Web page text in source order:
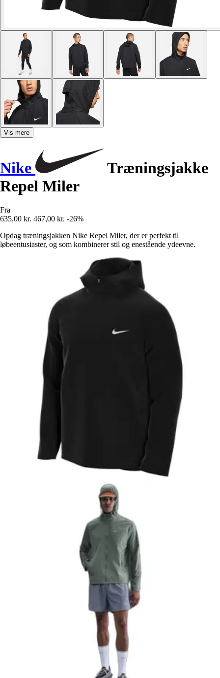
Vis mere
Nike
Træningsjakke
Repel Miler
Fra
635,00 kr. 467,00 kr. -26%
Opdag træningsjakken Nike Repel Miler, der er perfekt til
løbeentusiaster, og som kombinerer stil og enestående ydeevne.